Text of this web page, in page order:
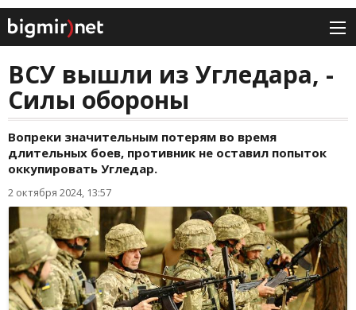
ВСУ вышли из Угледара, -
Силы обороны
Вопреки значительным потерям во время
длительных боев, противник не оставил попыток
оккупировать Угледар.
2 октября 2024, 13:57